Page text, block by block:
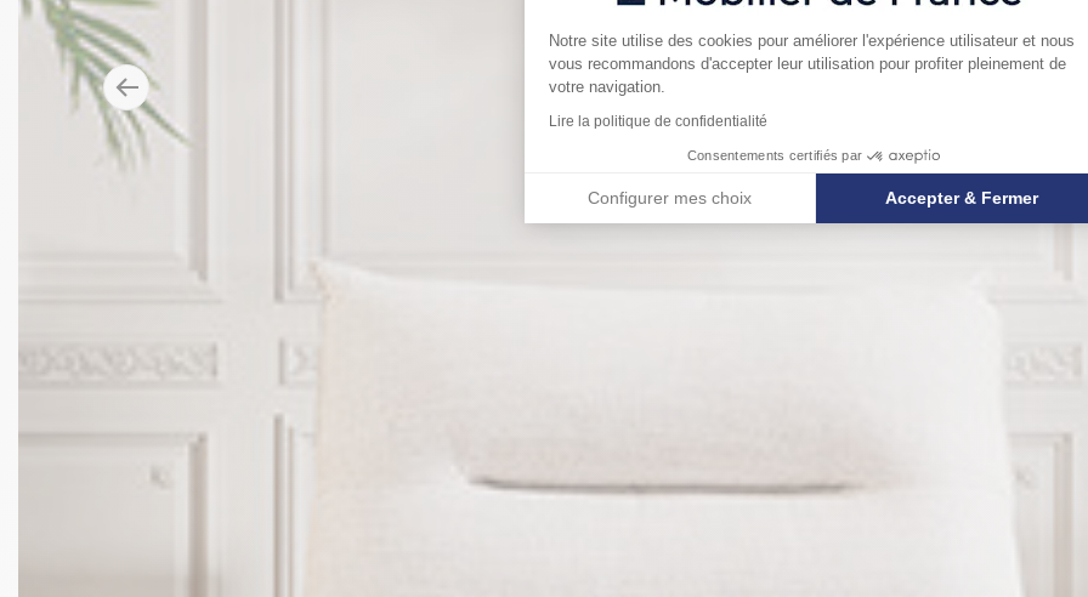
Plateforme de Gestion du
Notre site utilise des cookies pour améliorer l'expérience utilisateur et nous
vous recommandons d'accepter leur utilisation pour profiter pleinement de
votre navigation.
Lire la politique de confidentialité
Consentements certifiés par
Configurer mes choix Accepter & Fermer
Axeptio consent